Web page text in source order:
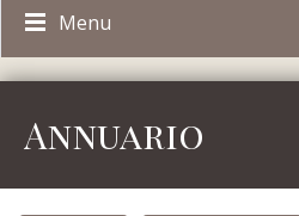
Menu
Annuario